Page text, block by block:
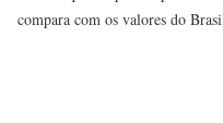
compara com os valores do